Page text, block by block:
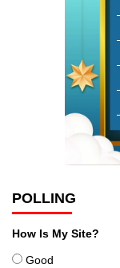
POLLING
How Is My Site?
Good